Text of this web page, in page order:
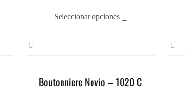
Seleccionar opciones +
Boutonniere Novio – 1020 C